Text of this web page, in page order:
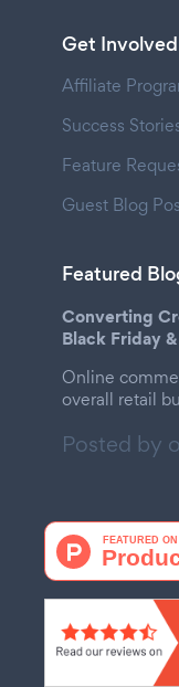
Get Involved
Affiliate
Success
Feature
Guest Blog
Featured
Converting
Black Friday
Online
overall retail
Posted by